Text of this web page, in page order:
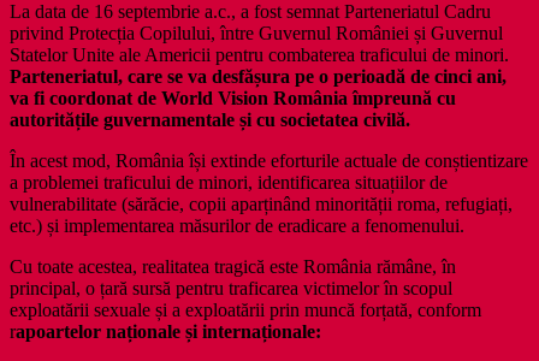
La data de 16 septembrie a.c., a fost semnat Parteneriatul Cadru
privind Protecția Copilului, între Guvernul României și Guvernul
Statelor Unite ale Americii pentru combaterea traficului de minori.
Parteneriatul, care se va desfășura pe o perioadă de cinci ani,
va fi coordonat de World Vision România împreună cu
autoritățile guvernamentale și cu societatea civilă.
În acest mod, România își extinde eforturile actuale de conștientizare
a problemei traficului de minori, identificarea situațiilor de
vulnerabilitate (sărăcie, copii aparținând minorității roma, refugiați,
etc.) și implementarea măsurilor de eradicare a fenomenului.
Cu toate acestea, realitatea tragică este România rămâne, în
principal, o țară sursă pentru traficarea victimelor în scopul
exploatării sexuale și a exploatării prin muncă forțată, conform
rapoartelor naționale și internaționale: